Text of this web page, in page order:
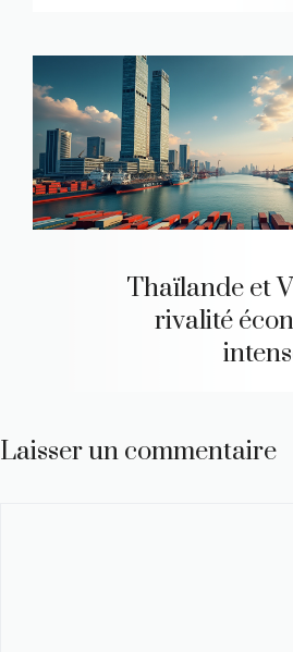
Thaïlande et
rivalité
Laisser un commentaire